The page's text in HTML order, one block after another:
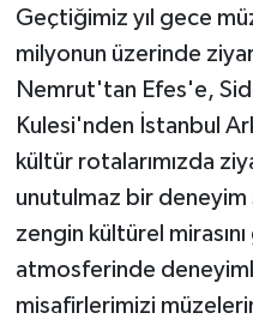
Geçtiğimiz yıl gece
milyonun üzerinde
Nemrut'tan Efes'e,
Kulesi'nden İstanbul
kültür rotalarımızda
unutulmaz bir deneyim
zengin kültürel
atmosferinde
misafirlerimizi
Vasıta